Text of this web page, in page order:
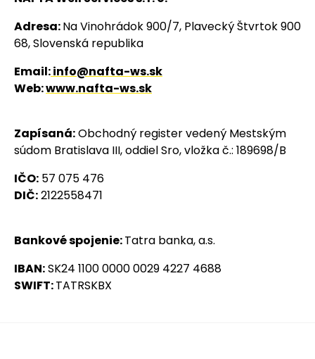
Adresa:Na Vinohrádok 900/7, Plavecký Štvrtok 900
68,Slovenská republika
Email:info@nafta-ws.sk
Web:www.nafta-ws.sk
Zapísaná:Obchodný register vedený Mestským
súdom Bratislava III, oddiel Sro, vložka č.: 189698/B
IČO: 57 075 476
DIČ:2122558471
Bankové spojenie:Tatra banka, a.s.
IBAN:SK24 1100 0000 0029 4227 4688
SWIFT:TATRSKBX